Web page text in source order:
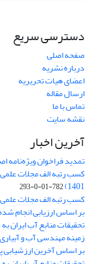
دسترسی سریع
صفحه اصلی
درباره نشریه
اعضای هیات تحریریه
ارسال مقاله
تماس با ما
نقشه سایت
آخرین اخبار
تمدید فراخوان ویژه‌نامه
1401)
782-01-0-293
کسب رتبه الف مجلات علمی
تحقیقات منابع آب ایران
زمینه مهندسی آب و
بر اساس آخرین ارزشیابی